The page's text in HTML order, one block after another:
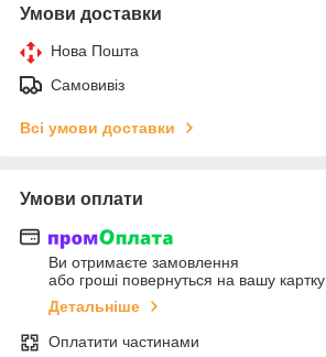
Умови доставки
Нова Пошта
Самовивіз
Всі умови доставки
Умови оплати
Ви отримаєте замовлення
або гроші повернуться на вашу картку
Детальніше
Оплатити частинами